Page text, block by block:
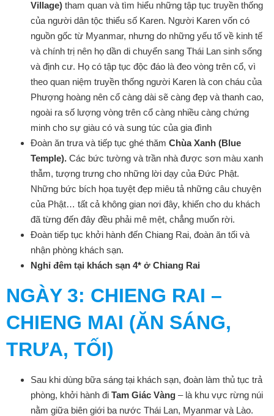
Village) tham quan và tìm hiểu những tập tục truyền thống
của người dân tộc thiểu số Karen. Người Karen vốn có
nguồn gốc từ Myanmar, nhưng do những yếu tố về kinh tế
và chính trị nên họ dần di chuyển sang Thái Lan sinh sống
và định cư. Họ có tập tục độc đáo là đeo vòng trên cổ, vì
theo quan niệm truyền thống người Karen là con cháu của
Phượng hoàng nên cổ càng dài sẽ càng đẹp và thanh cao,
ngoài ra số lượng vòng trên cổ càng nhiều càng chứng
minh cho sự giàu có và sung túc của gia đình
Đoàn ăn trưa và tiếp tục ghé thăm Chùa Xanh (Blue
Temple). Các bức tường và trần nhà được sơn màu xanh
thẫm, tượng trưng cho những lời dạy của Đức Phật.
Những bức bích họa tuyệt đẹp miêu tả những câu chuyện
của Phật… tất cả không gian nơi đây, khiến cho du khách
đã từng đến đây đều phải mê mệt, chẳng muốn rời.
Đoàn tiếp tục khởi hành đến Chiang Rai, đoàn ăn tối và
nhận phòng khách sạn.
Nghỉ đêm tại khách sạn 4* ở Chiang Rai
NGÀY 3: CHIENG RAI –
CHIENG MAI (ĂN SÁNG,
TRƯA, TỐI)
Sau khi dùng bữa sáng tại khách sạn, đoàn làm thủ tục trả
phòng, khởi hành đi Tam Giác Vàng – là khu vực rừng núi
nằm giữa biên giới ba nước Thái Lan, Myanmar và Lào.